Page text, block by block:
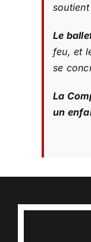
Le
feu, et
se
La
un